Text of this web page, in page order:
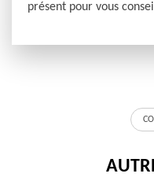
présent pour vous